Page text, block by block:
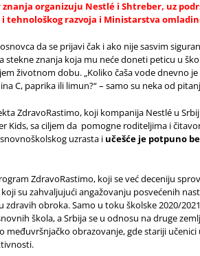
organizuju Nestlé i Shtreber, uz
tehnološkog razvoja i Ministarstva
da se prijavi čak i ako nije sasvim
stekne znanja koja mu neće doneti peticu u
životnom dobu. „Koliko čaša vode dnevno
C, paprika ili limun?“ – samo su neka od
ZdravoRastimo, koji kompanija Nestlé u
Kids, sa ciljem da pomogne roditeljima i
uzrasta i učešće je potpuno
ZdravoRastimo, koji se već deceniju
koji su zahvaljujući angažovanju posvećenih
zdravih obroka. Samo u toku školske 2020/
škola, a Srbija se u odnosu na druge
međuvršnjačko obrazovanje, gde stariji